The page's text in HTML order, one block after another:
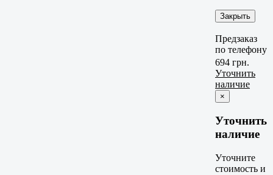
Закрыть
Предзаказ
по телефону
694 грн.
Уточнить
наличие
×
Уточнить
наличие
Уточните
стоимость и